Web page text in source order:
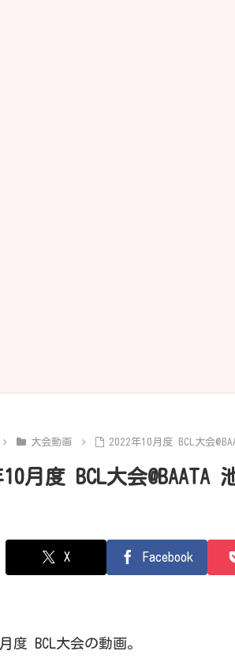
大会動画 2022年10月度 BCL大会
月度 BCL大会@BAATA
X Facebook
度 BCL大会の動画。